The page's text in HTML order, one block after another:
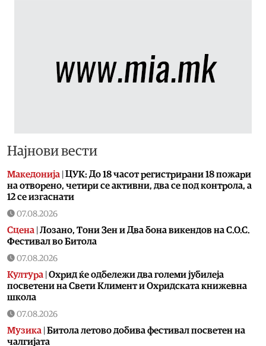
Најнови вести
Македонија ЦУК: До 18 часот регистрирани 18 пожари
на отворено, четири се активни, два се под контрола, а
12 се изгаснати
07.08.2026
Сцена Лозано, Тони Зен и Два бона викендов на С.О.С.
Фестивал во Битола
07.08.2026
Култура Охрид ќе одбележи два големи јубилеја
посветени на Свети Климент и Охридската книжевна
школа
07.08.2026
Музика Битола летово добива фестивал посветен на
чалгијата